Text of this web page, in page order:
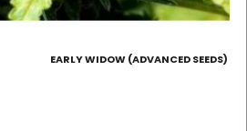
EARLY WIDOW (ADVANCED SEEDS)